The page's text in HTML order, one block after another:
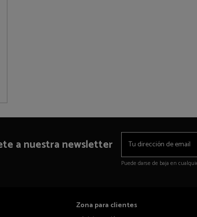
a nuestra newsletter
Puede darse de baja en
Zona para clientes